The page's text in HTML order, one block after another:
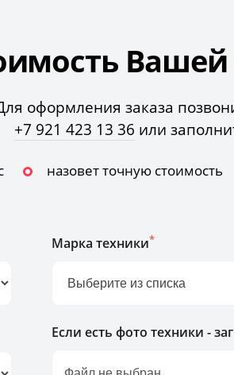
Вашей
оформления заказа
+7 921 423 13 36 или
назовет точную стоимость
Марка техники*
Если есть фото техники -